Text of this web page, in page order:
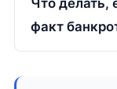
Что делать,
факт